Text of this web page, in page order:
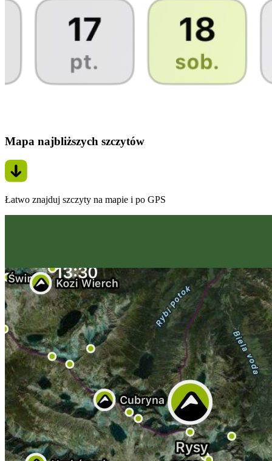
Mapa najbliższych szczytów
Łatwo znajduj szczyty na mapie i po GPS